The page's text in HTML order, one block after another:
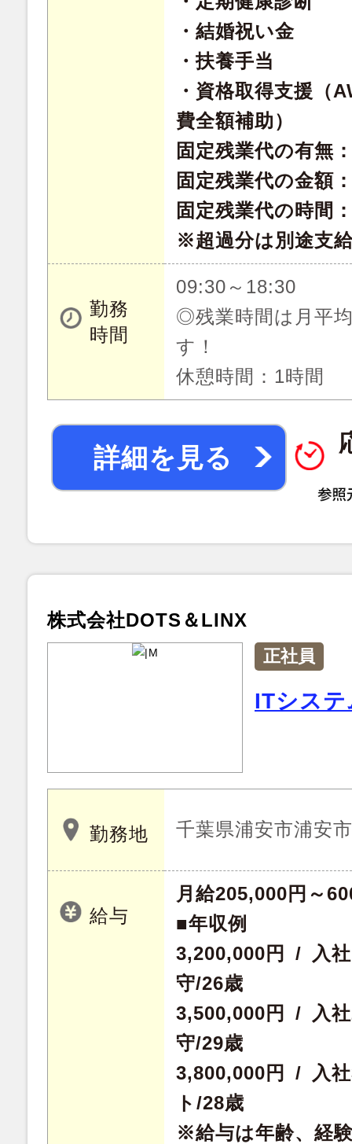
・結婚祝い金
・扶養手当
・資格取得支援（
費全額補助）
固定残業代の有無
固定残業代の金額
固定残業代の時間
※超過分は別途支
勤務
時間
09:30～18:30
◎残業時間は月平
す！
休憩時間：1時間
詳細を見る
株式会社DOTS＆LINX
正社員
ITシス
勤務地 千葉県浦安市浦安
給与
月給205,000円～
■年収例
3,200,000円 / 入
守/26歳
3,500,000円 / 入
守/29歳
3,800,000円 / 入
ト/28歳
※給与は年齢、経